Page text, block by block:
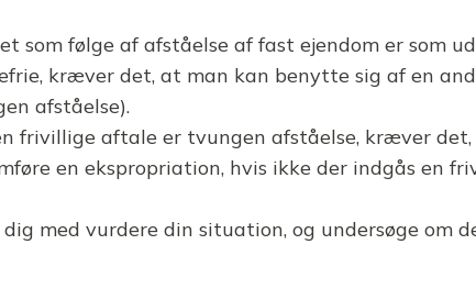
som følge af afståelse af fast ejendom er som
kræver det, at man kan benytte sig af en
afståelse).
frivillige aftale er tvungen afståelse, kræver
en ekspropriation, hvis ikke der indgås en
med vurdere din situation, og undersøge om